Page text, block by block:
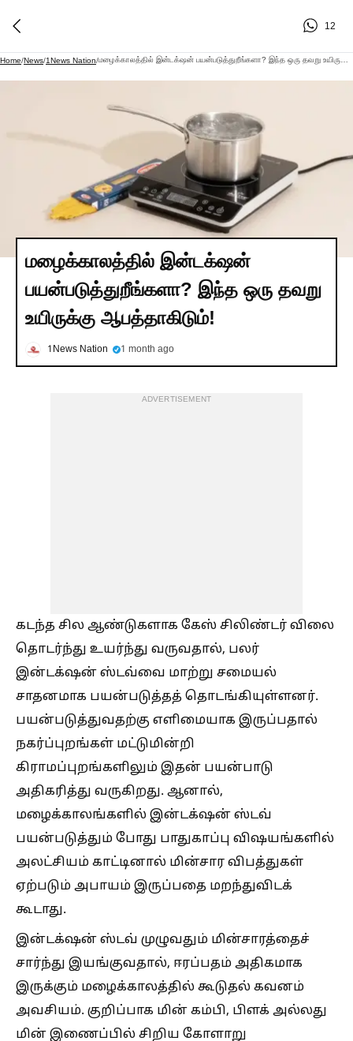
12
Home/News/1News Nation/
மழைக்காலத்தில் இன்டக்‌ஷன்
பயன்படுத்துறீங்களா? இந்த ஒரு தவறு
உயிருக்கு ஆபத்தாகிடும்!
1News Nation 1 month ago
ADVERTISEMENT
கடந்த சில ஆண்டுகளாக கேஸ் சிலிண்டர் விலை
தொடர்ந்து உயர்ந்து வருவதால், பலர்
இன்டக்‌ஷன் ஸ்டவ்வை மாற்று சமையல்
சாதனமாக பயன்படுத்தத் தொடங்கியுள்ளனர்.
பயன்படுத்துவதற்கு எளிமையாக இருப்பதால்
நகர்ப்புறங்கள் மட்டுமின்றி
கிராமப்புறங்களிலும் இதன் பயன்பாடு
அதிகரித்து வருகிறது. ஆனால்,
மழைக்காலங்களில் இன்டக்‌ஷன் ஸ்டவ்
பயன்படுத்தும் போது பாதுகாப்பு விஷயங்களில்
அலட்சியம் காட்டினால் மின்சார விபத்துகள்
ஏற்படும் அபாயம் இருப்பதை மறந்துவிடக்
கூடாது.
இன்டக்‌ஷன் ஸ்டவ் முழுவதும் மின்சாரத்தைச்
சார்ந்து இயங்குவதால், ஈரப்பதம் அதிகமாக
இருக்கும் மழைக்காலத்தில் கூடுதல் கவனம்
அவசியம். குறிப்பாக மின் கம்பி, பிளக் அல்லது
மின் இணைப்பில் சிறிய கோளாறு